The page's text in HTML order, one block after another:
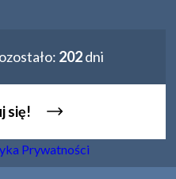
202dni
się!
Prywatności